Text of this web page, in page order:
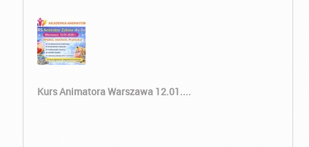
Kurs Animatora Warszawa 12.01....